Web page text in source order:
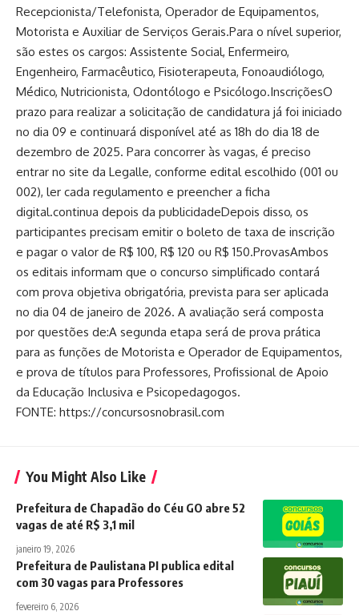
Recepcionista/Telefonista, Operador de Equipamentos,
Motorista e Auxiliar de Serviços Gerais.Para o nível superior,
são estes os cargos: Assistente Social, Enfermeiro,
Engenheiro, Farmacêutico, Fisioterapeuta, Fonoaudiólogo,
Médico, Nutricionista, Odontólogo e Psicólogo.InscriçõesO
prazo para realizar a solicitação de candidatura já foi iniciado
no dia 09 e continuará disponível até as 18h do dia 18 de
dezembro de 2025. Para concorrer às vagas, é preciso
entrar no site da Legalle, conforme edital escolhido (001 ou
002), ler cada regulamento e preencher a ficha
digital.continua depois da publicidadeDepois disso, os
participantes precisam emitir o boleto de taxa de inscrição
e pagar o valor de R$ 100, R$ 120 ou R$ 150.ProvasAmbos
os editais informam que o concurso simplificado contará
com prova objetiva obrigatória, prevista para ser aplicada
no dia 04 de janeiro de 2026. A avaliação será composta
por questões de:A segunda etapa será de prova prática
para as funções de Motorista e Operador de Equipamentos,
e prova de títulos para Professores, Profissional de Apoio
da Educação Inclusiva e Psicopedagogos.
FONTE: https://concursosnobrasil.com
You Might Also Like
Prefeitura de Chapadão do Céu GO abre 52
vagas de até R$ 3,1 mil
janeiro 19, 2026
Prefeitura de Paulistana PI publica edital
com 30 vagas para Professores
fevereiro 6, 2026